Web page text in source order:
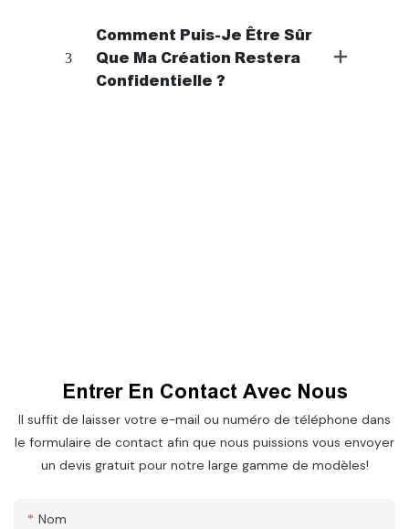
3
Comment Puis-Je Être Sûr
Que Ma Création Restera
Confidentielle ?
Entrer En Contact Avec Nous
Il suffit de laisser votre e-mail ou numéro de téléphone dans
le formulaire de contact afin que nous puissions vous envoyer
un devis gratuit pour notre large gamme de modèles!
Nom